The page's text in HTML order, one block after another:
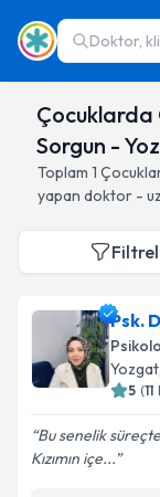
Doktor,
Çocuklarda
Sorgun -
Toplam 1
yapan doktor -
Psk.
Yozgat
5 (11
Bu senelik süreçte
Kızımın içe...